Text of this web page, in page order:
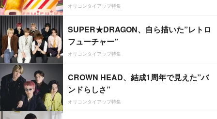
オリコンタイアップ特集
SUPER★DRAGON、自ら描いた”レトロ
フューチャー”
オリコンタイアップ特集
CROWN HEAD、結成1周年で見えた”バ
ンドらしさ”
オリコンタイアップ特集